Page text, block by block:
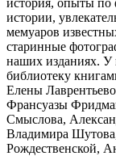
истории,
мемуаров
старинные
наших изданиях. У
библиотеку
Елены
Франсуазы
Смыслова,
Владимира
Рождественской,